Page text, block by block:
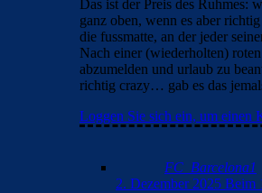
Das ist der Preis des Ruhmes:
ganz oben, wenn es aber
die fussmatte, an der jeder
Nach einer (wiederholten)
abzumelden und urlaub zu
richtig crazy… gab es das
Loggen Sie sich ein, um einen
FC_Barcelona1
2. Dezember 2025 Beim